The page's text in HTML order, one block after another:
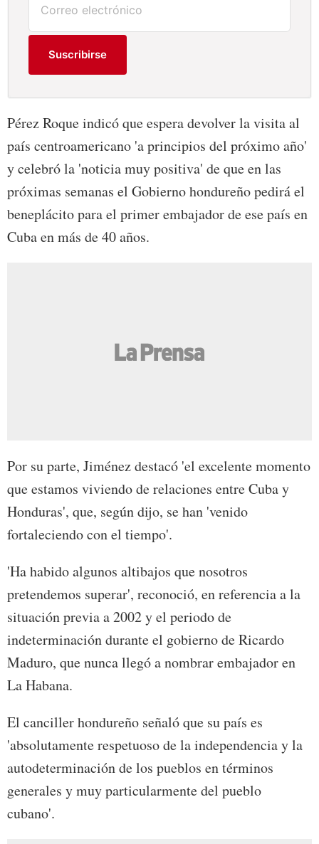
Suscribirse
Pérez Roque indicó que espera devolver la visita al
país centroamericano 'a principios del próximo año'
y celebró la 'noticia muy positiva' de que en las
próximas semanas el Gobierno hondureño pedirá el
beneplácito para el primer embajador de ese país en
Cuba en más de 40 años.
Por su parte, Jiménez destacó 'el excelente momento
que estamos viviendo de relaciones entre Cuba y
Honduras', que, según dijo, se han 'venido
fortaleciendo con el tiempo'.
'Ha habido algunos altibajos que nosotros
pretendemos superar', reconoció, en referencia a la
situación previa a 2002 y el periodo de
indeterminación durante el gobierno de Ricardo
Maduro, que nunca llegó a nombrar embajador en
La Habana.
El canciller hondureño señaló que su país es
'absolutamente respetuoso de la independencia y la
autodeterminación de los pueblos en términos
generales y muy particularmente del pueblo
cubano'.